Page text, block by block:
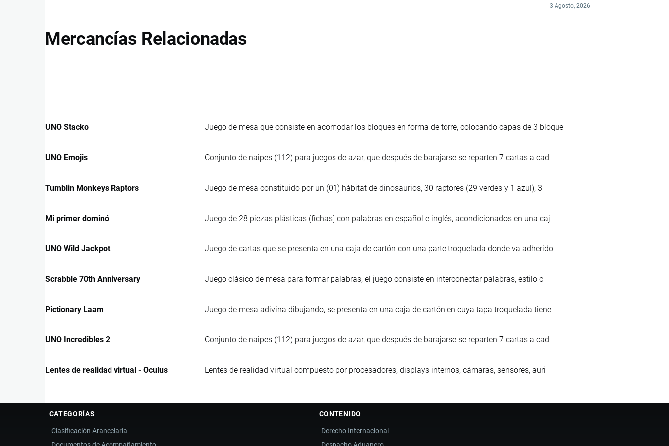
3 Agosto, 2026
Mercancías Relacionadas
UNO Stacko Juego de mesa que consiste en acomodar los bloques en forma de torre, colocando capas de 3 bloque
UNO Emojis Conjunto de naipes (112) para juegos de azar, que después de barajarse se reparten 7 cartas a cad
Tumblin Monkeys Raptors Juego de mesa constituido por un (01) hábitat de dinosaurios, 30 raptores (29 verdes y 1 azul), 3
Mi primer dominó Juego de 28 piezas plásticas (fichas) con palabras en español e inglés, acondicionados en una caj
UNO Wild Jackpot Juego de cartas que se presenta en una caja de cartón con una parte troquelada donde va adherido
Scrabble 70th Anniversary Juego clásico de mesa para formar palabras, el juego consiste en interconectar palabras, estilo c
Pictionary Laam Juego de mesa adivina dibujando, se presenta en una caja de cartón en cuya tapa troquelada tiene
UNO Incredibles 2 Conjunto de naipes (112) para juegos de azar, que después de barajarse se reparten 7 cartas a cad
Lentes de realidad virtual - Oculus Lentes de realidad virtual compuesto por procesadores, displays internos, cámaras, sensores, auri
CATEGORÍAS
Clasificación Arancelaria
CONTENIDO
Derecho Internacional